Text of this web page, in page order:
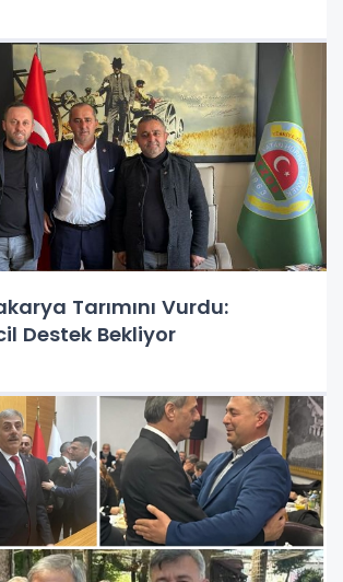
Tarımını Vurdu:
Destek Bekliyor